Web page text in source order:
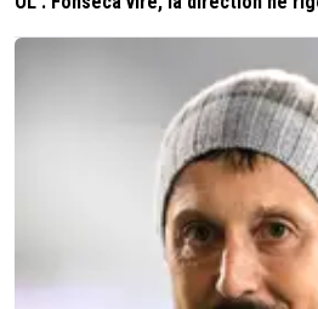
ça veut dire qu'il partira pour
Répondre
le-footeux-lucide 22 mai
Si Morton pars pour
Répondre
kirkyoyo-gandalf-le-